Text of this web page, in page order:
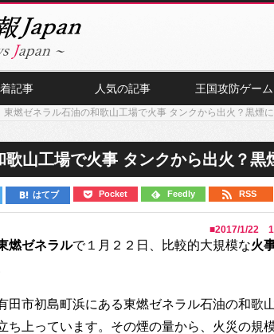
記事 人気の記事 王国攻防ゲーム
東燃ゼネラル石油の和歌山工場で火事 タンクから出火？黒煙
山工場で火事 タンクから出火？黒
はてブ Pocket Feedly RSS
■2017/1/22
燃ゼネラルで１月２２日、比較的大規模な火
田市初島町浜にある東燃ゼネラル石油の和歌
ち上っています。その煙の量から、火災の規